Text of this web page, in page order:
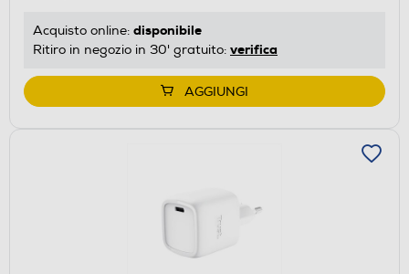
Acquisto online: disponibile
Ritiro in negozio in 30' gratuito: verifica
AGGIUNGI